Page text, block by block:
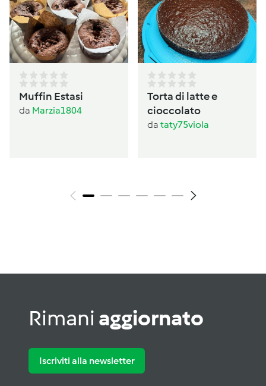
Muffin Estasi
da Marzia1804
Torta di latte e
cioccolato
da taty75viola
Rimani aggiornato
Iscriviti alla newsletter